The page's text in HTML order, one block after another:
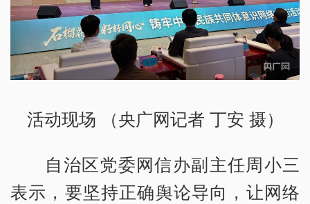
活动现场 （央广网记者 丁安 摄）
自治区党委网信办副主任周小三
表示，要坚持正确舆论导向，让网络